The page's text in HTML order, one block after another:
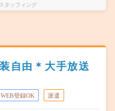
タッフィング
自由＊大手放送
WEB登録OK 派遣